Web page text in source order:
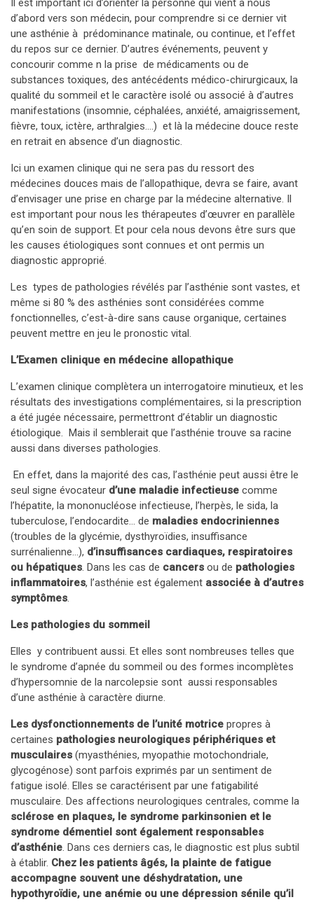
Il est important ici d’orienter la personne qui vient à nous
d’abord vers son médecin, pour comprendre si ce dernier vit
une asthénie à prédominance matinale, ou continue, et l’effet
du repos sur ce dernier. D’autres événements, peuvent y
concourir comme n la prise de médicaments ou de
substances toxiques, des antécédents médico-chirurgicaux, la
qualité du sommeil et le caractère isolé ou associé à d’autres
manifestations (insomnie, céphalées, anxiété, amaigrissement,
fièvre, toux, ictère, arthralgies….) et là la médecine douce reste
en retrait en absence d’un diagnostic.
Ici un examen clinique qui ne sera pas du ressort des
médecines douces mais de l’allopathique, devra se faire, avant
d’envisager une prise en charge par la médecine alternative. Il
est important pour nous les thérapeutes d’œuvrer en parallèle
qu’en soin de support. Et pour cela nous devons être surs que
les causes étiologiques sont connues et ont permis un
diagnostic approprié.
Les types de pathologies révélés par l’asthénie sont vastes, et
même si 80 % des asthénies sont considérées comme
fonctionnelles, c’est-à-dire sans cause organique, certaines
peuvent mettre en jeu le pronostic vital.
L’Examen clinique en médecine allopathique
L’examen clinique complètera un interrogatoire minutieux, et les
résultats des investigations complémentaires, si la prescription
a été jugée nécessaire, permettront d’établir un diagnostic
étiologique. Mais il semblerait que l’asthénie trouve sa racine
aussi dans diverses pathologies.
En effet, dans la majorité des cas, l’asthénie peut aussi être le
seul signe évocateur d’une maladie infectieuse comme
l’hépatite, la mononucléose infectieuse, l’herpès, le sida, la
tuberculose, l’endocardite… de maladies endocriniennes
(troubles de la glycémie, dysthyroïdies, insuffisance
surrénalienne…), d’insuffisances cardiaques, respiratoires
ou hépatiques. Dans les cas de cancers ou de pathologies
inflammatoires, l’asthénie est également associée à d’autres
symptômes.
Les pathologies du sommeil
Elles y contribuent aussi. Et elles sont nombreuses telles que
le syndrome d’apnée du sommeil ou des formes incomplètes
d’hypersomnie de la narcolepsie sont aussi responsables
d’une asthénie à caractère diurne.
Les dysfonctionnements de l’unité motrice propres à
certaines pathologies neurologiques périphériques et
musculaires (myasthénies, myopathie motochondriale,
glycogénose) sont parfois exprimés par un sentiment de
fatigue isolé. Elles se caractérisent par une fatigabilité
musculaire. Des affections neurologiques centrales, comme la
sclérose en plaques, le syndrome parkinsonien et le
syndrome démentiel sont également responsables
d’asthénie. Dans ces derniers cas, le diagnostic est plus subtil
à établir. Chez les patients âgés, la plainte de fatigue
accompagne souvent une déshydratation, une
hypothyroïdie, une anémie ou une dépression sénile qu’il